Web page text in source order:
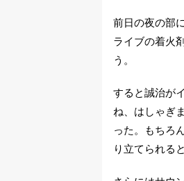
前日の夜の部
ライブの着火
う。
すると誠治が
ね、はしゃぎ
った。もちろ
り立てられる